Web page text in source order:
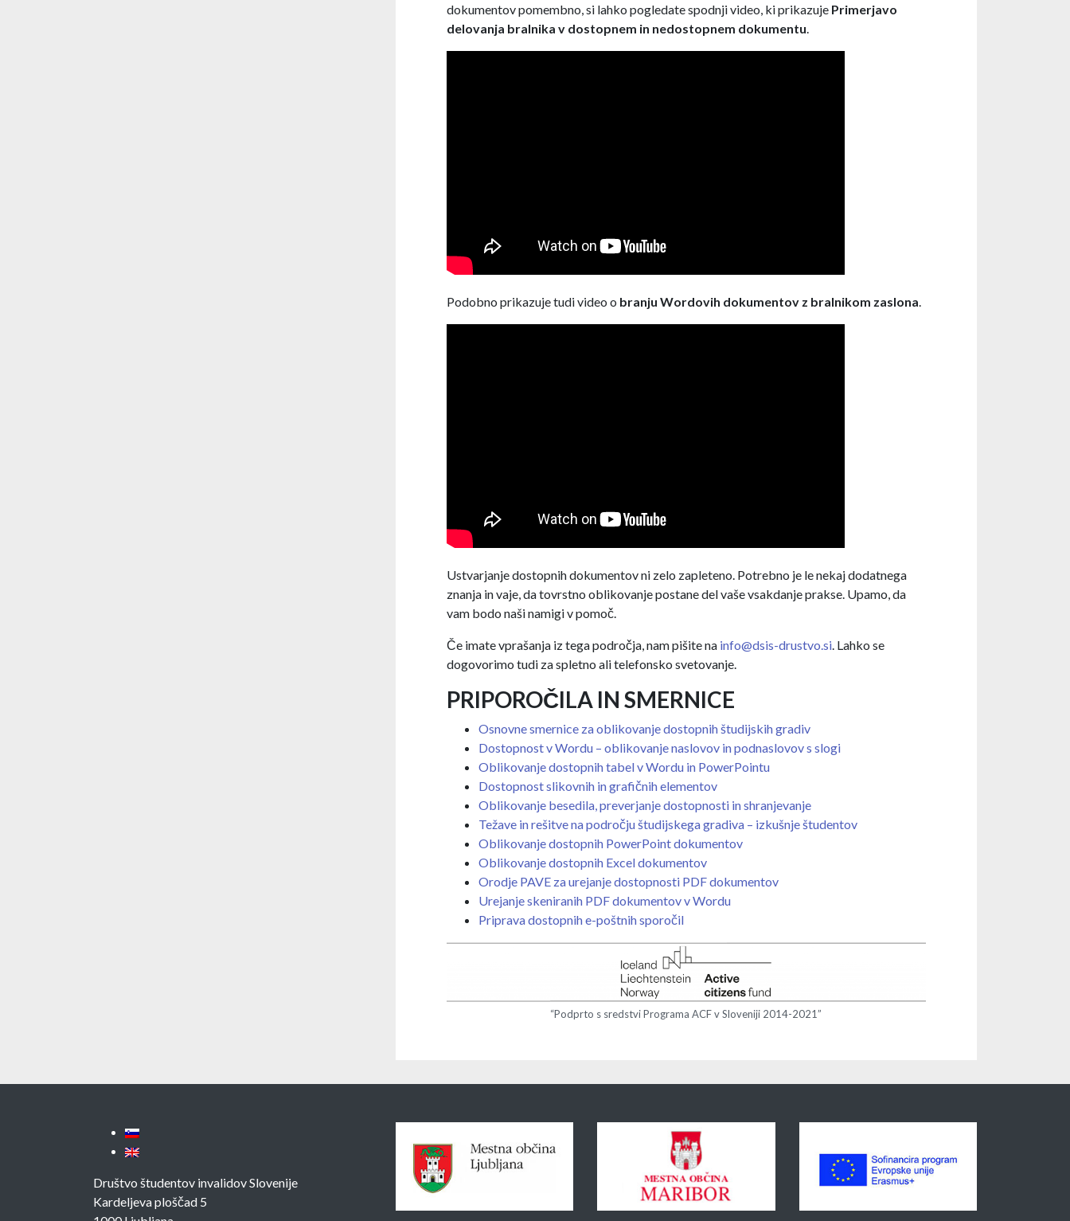
dokumentov pomembno, si lahko pogledate spodnji video, ki prikazuje Primerjavo
delovanja bralnika v dostopnem in nedostopnem dokumentu.
Podobno prikazuje tudi video o branju Wordovih dokumentov z bralnikom zaslona.
Ustvarjanje dostopnih dokumentov ni zelo zapleteno. Potrebno je le nekaj dodatnega
znanja in vaje, da tovrstno oblikovanje postane del vaše vsakdanje prakse. Upamo, da
vam bodo naši namigi v pomoč.
Če imate vprašanja iz tega področja, nam pišite na info@dsis-drustvo.si. Lahko se
dogovorimo tudi za spletno ali telefonsko svetovanje.
PRIPOROČILA IN SMERNICE
Osnovne smernice za oblikovanje dostopnih študijskih gradiv
Dostopnost v Wordu – oblikovanje naslovov in podnaslovov s slogi
Oblikovanje dostopnih tabel v Wordu in PowerPointu
Dostopnost slikovnih in grafičnih elementov
Oblikovanje besedila, preverjanje dostopnosti in shranjevanje
Težave in rešitve na področju študijskega gradiva – izkušnje študentov
Oblikovanje dostopnih PowerPoint dokumentov
Oblikovanje dostopnih Excel dokumentov
Orodje PAVE za urejanje dostopnosti PDF dokumentov
Urejanje skeniranih PDF dokumentov v Wordu
Priprava dostopnih e-poštnih sporočil
“Podprto s sredstvi Programa ACF v Sloveniji 2014-2021”
Društvo študentov invalidov Slovenije
Kardeljeva ploščad 5